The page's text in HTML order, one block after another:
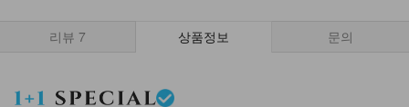
리뷰 7 상품정보 문의